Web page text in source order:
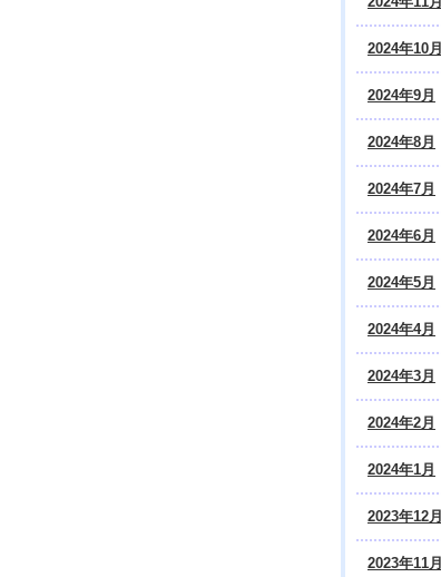
2024年10月
2024年9月
2024年8月
2024年7月
2024年6月
2024年5月
2024年4月
2024年3月
2024年2月
2024年1月
2023年12月
2023年11月